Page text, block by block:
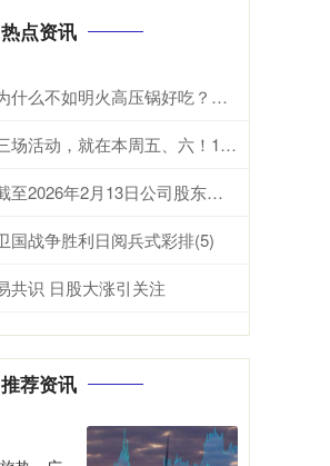
热点资讯
盈利网 电高压锅做饭为什么不如明火高压锅好吃？炖了一锅鸡汤后，我懂了
一点金 畅玩两个基地三场活动，就在本周五、六！100张免费门票等你领→
微豪配资 北纬科技：截至2026年2月13日公司股东数为7.99万户
国战争胜利日阅兵式彩排(5)
共识 日股大涨引关注
推荐资讯